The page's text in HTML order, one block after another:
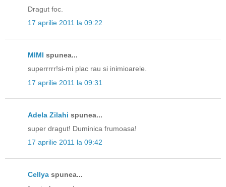
Dragut foc.
17 aprilie 2011 la 09:22
MIMI spunea...
superrrrr!si-mi plac rau si inimioarele.
17 aprilie 2011 la 09:31
Adela Zilahi spunea...
super dragut! Duminica frumoasa!
17 aprilie 2011 la 09:42
Cellya spunea...